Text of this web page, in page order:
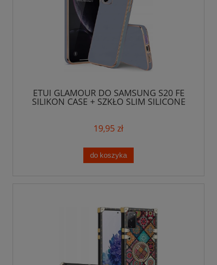
ETUI GLAMOUR DO SAMSUNG S20 FE
SILIKON CASE + SZKŁO SLIM SILICONE
19,95 zł
do koszyka